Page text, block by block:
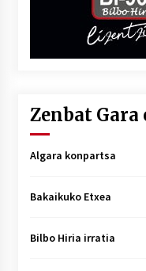
Zenbat
Algara konpartsa
Bakaikuko Etxea
Bilbo Hiria irratia